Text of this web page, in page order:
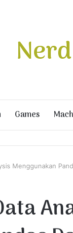
Games
Menggunakan